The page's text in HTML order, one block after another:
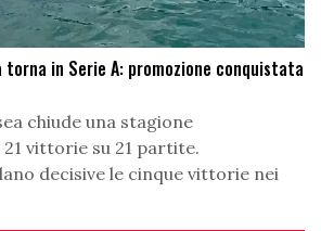
torna in Serie A: promozione conquistata
chiude una stagione
vittorie su 21 partite.
decisive le cinque vittorie nei